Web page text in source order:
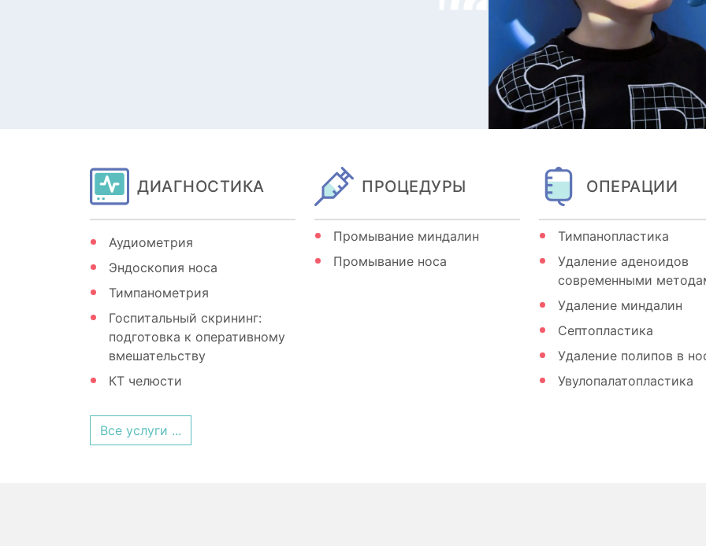
ДИАГНОСТИКА
Аудиометрия
Эндоскопия носа
Тимпанометрия
Госпитальный скрининг:
подготовка к оперативному
вмешательству
КТ челюсти
ПРОЦЕДУРЫ
Промывание миндалин
Промывание носа
ОПЕРАЦИИ
Тимпанопластика
Удаление аденоидов
современными
Удаление миндалин
Септопластика
Удаление полипов в
Увулопалатопластика
Все услуги ...